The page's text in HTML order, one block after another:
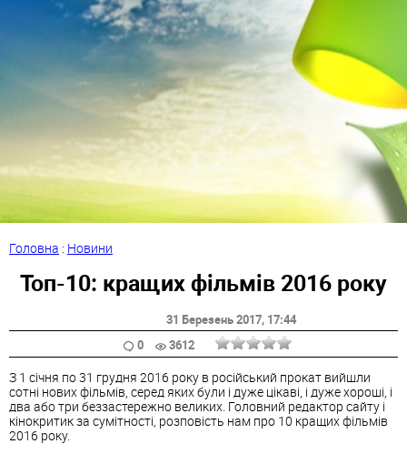
Головна : Новини
Топ-10: кращих фільмів 2016 року
31 Березень 2017, 17:44
0
3612
З 1 січня по 31 грудня 2016 року в російський прокат вийшли
сотні нових фільмів, серед яких були і дуже цікаві, і дуже хороші, і
два або три беззастережно великих. Головний редактор сайту і
кінокритик за сумітності, розповість нам про 10 кращих фільмів
2016 року.